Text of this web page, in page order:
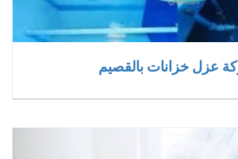
عزل خزانات بالقصيم